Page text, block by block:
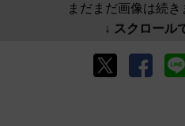
まだまだ画像は続き
↓ スクロール